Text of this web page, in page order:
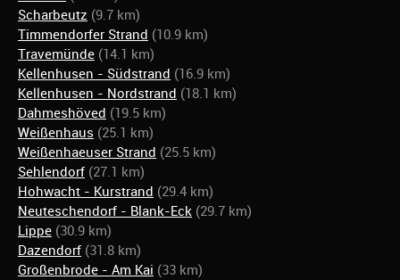
Scharbeutz (9.7 km)
Timmendorfer Strand (10.9 km)
Travemünde (14.1 km)
Kellenhusen - Südstrand (16.9 km)
Kellenhusen - Nordstrand (18.1 km)
Dahmeshöved (19.5 km)
Weißenhaus (25.1 km)
Weißenhaeuser Strand (25.5 km)
Sehlendorf (27.1 km)
Hohwacht - Kurstrand (29.4 km)
Neuteschendorf - Blank-Eck (29.7 km)
Lippe (30.9 km)
Dazendorf (31.8 km)
Großenbrode - Am Kai (33 km)